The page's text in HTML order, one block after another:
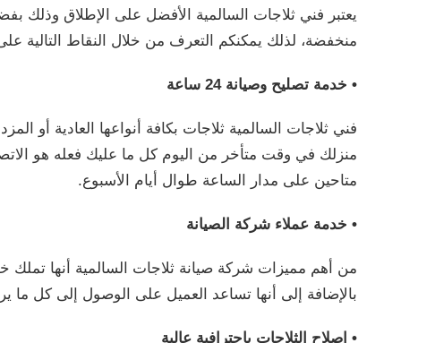
يعتبر فني ثلاجات السالمية الأفضل على الإطلاق وذلك
منخفضة، لذلك يمكنكم التعرف من خلال النقاط التالية
• خدمة تصليح وصيانة 24 ساعة
فني ثلاجات السالمية ثلاجات بكافة أنواعها العادية أو
منزلك في وقت متأخر من اليوم كل ما عليك فعله هو
متاحين على مدار الساعة طوال أيام الأسبوع.
• خدمة عملاء شركة الصيانة
من أهم مميزات شركة صيانة ثلاجات السالمية أنها تملك
بالإضافة إلى أنها تساعد العميل على الوصول إلى كل
• اصلاح الثلاجات باحترافية عالية